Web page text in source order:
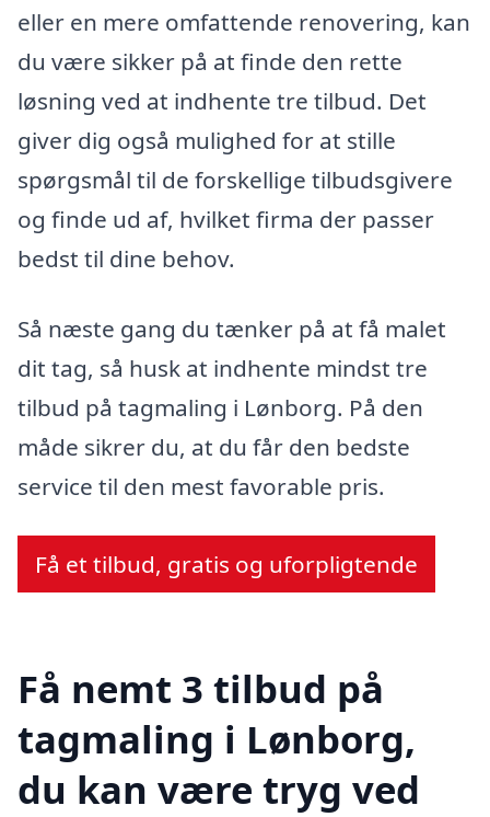
eller en mere omfattende renovering, kan
du være sikker på at finde den rette
løsning ved at indhente tre tilbud. Det
giver dig også mulighed for at stille
spørgsmål til de forskellige tilbudsgivere
og finde ud af, hvilket firma der passer
bedst til dine behov.
Så næste gang du tænker på at få malet
dit tag, så husk at indhente mindst tre
tilbud på tagmaling i Lønborg. På den
måde sikrer du, at du får den bedste
service til den mest favorable pris.
Få et tilbud, gratis og uforpligtende
Få nemt 3 tilbud på
tagmaling i Lønborg,
du kan være tryg ved